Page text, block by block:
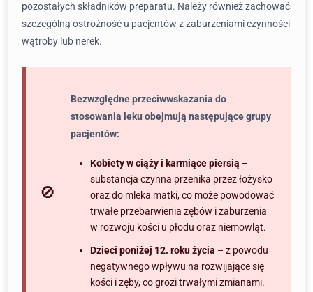
pozostałych składników preparatu. Należy również zachować
szczególną ostrożność u pacjentów z zaburzeniami czynności
wątroby lub nerek.
Bezwzględne przeciwwskazania do
stosowania leku obejmują następujące grupy
pacjentów:
Kobiety w ciąży i karmiące piersią –
substancja czynna przenika przez łożysko
oraz do mleka matki, co może powodować
trwałe przebarwienia zębów i zaburzenia
w rozwoju kości u płodu oraz niemowląt.
Dzieci poniżej 12. roku życia – z powodu
negatywnego wpływu na rozwijające się
kości i zęby, co grozi trwałymi zmianami.